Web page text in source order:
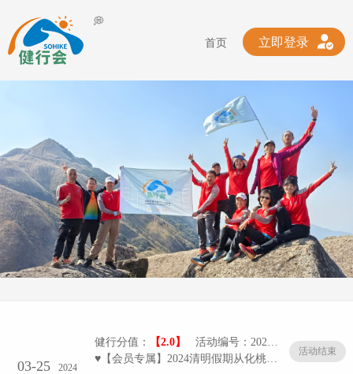
💭
首页
立即登录
03-25 2024
健行分值： 【2.0】
活动编号：20240325-01/020
♥【会员专属】2024清明假期从化桃花源休闲游报名
活动结束